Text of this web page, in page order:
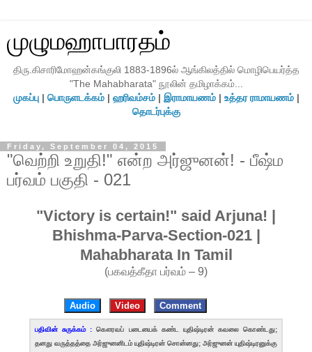
முழுமஹாபாரதம்
திரு.கிசாரிமோஹன்கங்குலி 1883-1896ல் ஆங்கிலத்தில் மொழிபெயர்த்த
"The Mahabharata" நூலின் தமிழாக்கம்...
முகப்பு| பொருளடக்கம்| ஹரிவம்சம்| இராமாயணம்| உத்தர ராமாயணம்|
தொடர்புக்கு
Friday, September 04, 2015
"வெற்றி உறுதி!" என்ற அர்ஜுனன்! - பீஷ்ம
பர்வம் பகுதி - 021
"Victory is certain!" said Arjuna! |
Bhishma-Parva-Section-021 |
Mahabharata In Tamil
(பகவத்கீதா பர்வம் – 9)
Audio Video Comment
பதிவின் சுருக்கம் : கௌரவப் படையைக் கண்ட யுதிஷ்டிரன் கவலை கொண்டது;
தனது வருத்தத்தை அர்ஜுனனிடம் யுதிஷ்டிரன் சொன்னது; அர்ஜுனன் யுதிஷ்டிரனுக்கு